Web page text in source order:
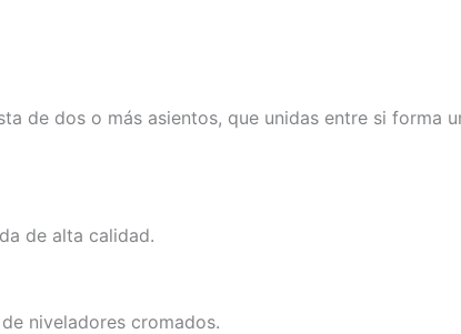
de dos o más asientos, que unidas entre si forma
de alta calidad.
niveladores cromados.